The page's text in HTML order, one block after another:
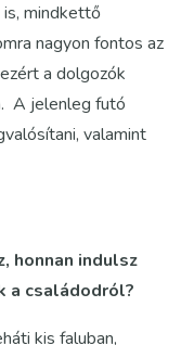
mindkettő
nagyon fontos az
a dolgozók
A jelenleg futó
valamint
honnan indulsz
a családodról?
kis faluban,